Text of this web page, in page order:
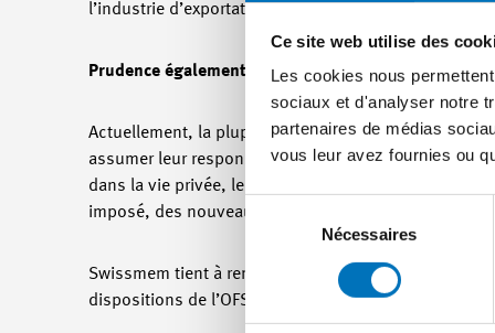
Ce site web utilise des
Les cookies nous
sociaux et d'analyser notre
partenaires de médias
vous leur avez fournies ou
Sélection
Nécessaires
l’industrie d’exportation et les personnes qui y
Prudence également dans la vie privée
Actuellement, la plupart des infections se
assumer leur responsabilité et à faire preuve de la
dans la vie privée, les règles de distance et
imposé, des nouveaux licenciements seraient
Swissmem tient à remercier toutes les personnes
dispositions de l’OFSP.